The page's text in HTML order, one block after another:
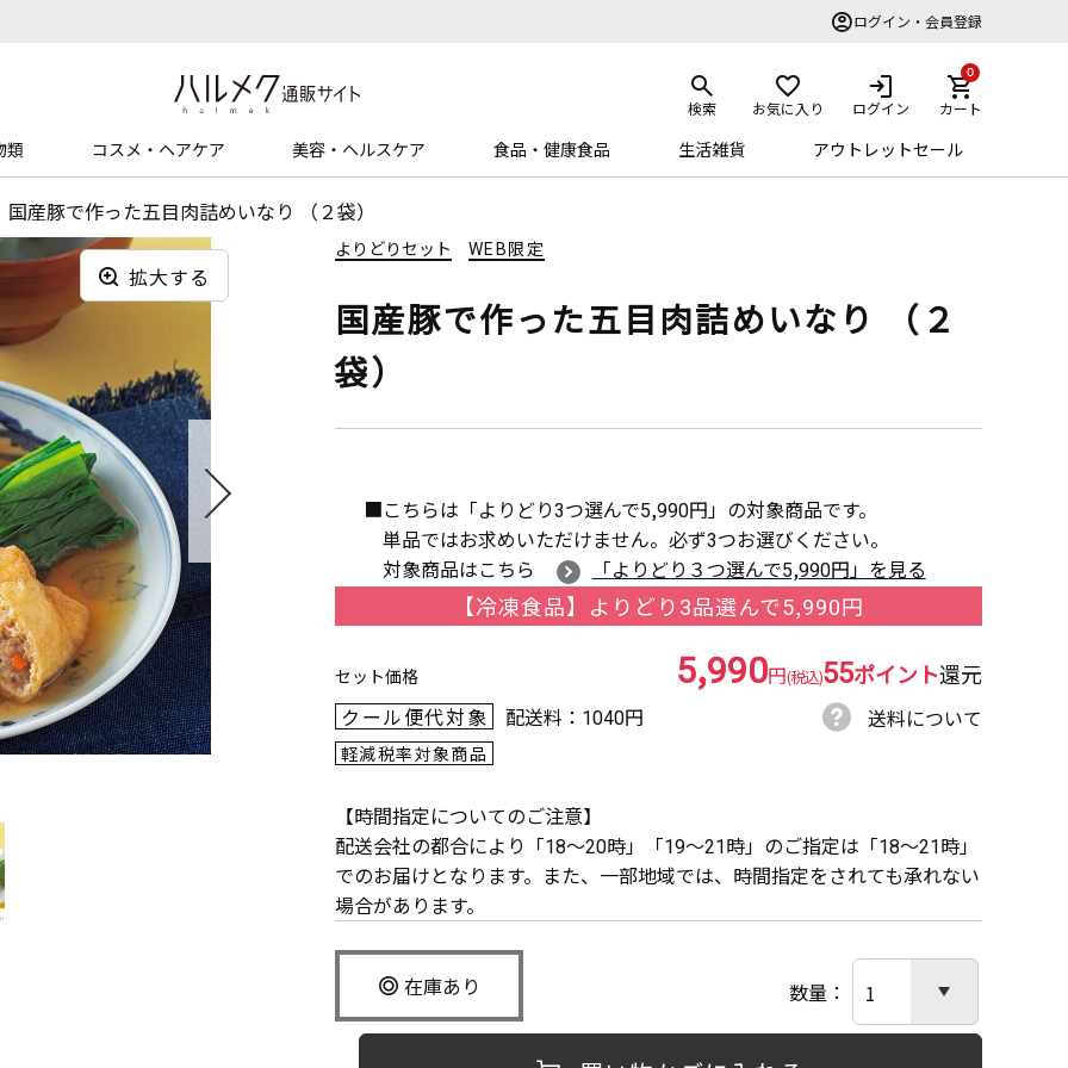
ログイン・会員登録
検索 お気に入り ログイン
0
カート
類 コスメ・ヘアケア 美容・ヘルスケア 食品・健康食品 生活雑貨 アウトレットセール
国産豚で作った五目肉詰めいなり （２袋）
拡大する
よりどりセット WEB限定
国産豚で作った五目肉詰めいなり （２
袋）
■こちらは「よりどり3つ選んで5,990円」の対象商品です。
単品ではお求めいただけません。必ず3つお選びください。
対象商品はこちら
「よりどり３つ選んで5,990円」を見る
【冷凍食品】よりどり3品選んで5,990円
セット価格 5,990円(税込)55ポイント還元
クール便代対象 配送料 1040円
軽減税率対象商品
送料について
【時間指定についてのご注意】
配送会社の都合により「18～20時」「19～21時」のご指定は「18～21時」
でのお届けとなります。また、一部地域では、時間指定をされても承れない
場合があります。
在庫あり 数量